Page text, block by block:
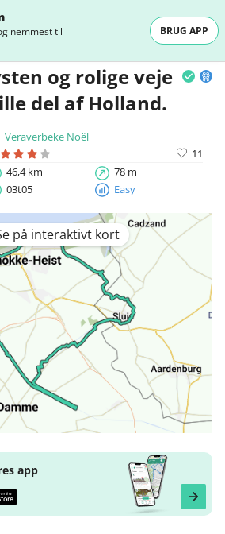
nemmest til
BRUG APP
og rolige veje
del af Holland.
Veraverbeke Noël
11
46,4 km
78 m
03t05
Easy
på interaktivt kort
app